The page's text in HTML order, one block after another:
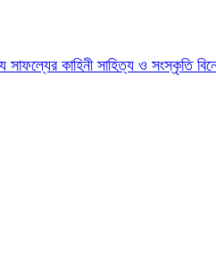
সাফল্যের কাহিনী সাহিত্য ও সংস্কৃতি